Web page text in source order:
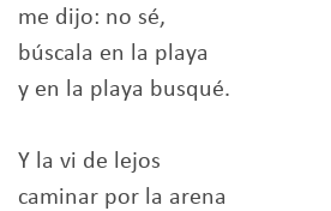
me dijo: no sé,
búscala en la playa
y en la playa busqué.
Y la vi de lejos
caminar por la arena